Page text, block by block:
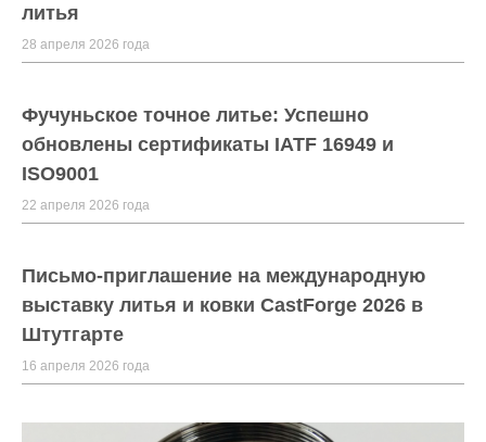
литья
28 апреля 2026 года
Фучуньское точное литье: Успешно
обновлены сертификаты IATF 16949 и
ISO9001
22 апреля 2026 года
Письмо-приглашение на международную
выставку литья и ковки CastForge 2026 в
Штутгарте
16 апреля 2026 года